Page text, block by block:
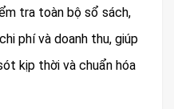
tra toàn bộ sổ sách,
phí và doanh thu, giúp
kịp thời và chuẩn hóa